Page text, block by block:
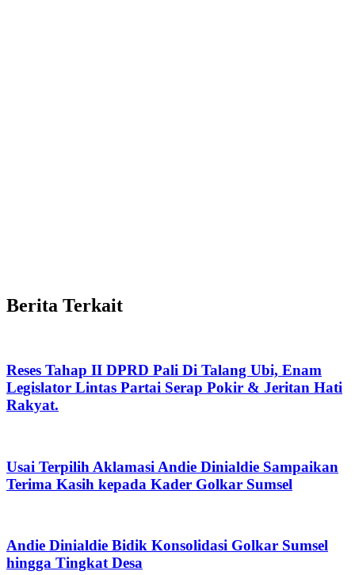
Berita Terkait
Reses Tahap II DPRD Pali Di Talang Ubi, Enam
Legislator Lintas Partai Serap Pokir & Jeritan Hati
Rakyat.
Usai Terpilih Aklamasi Andie Dinialdie Sampaikan
Terima Kasih kepada Kader Golkar Sumsel
Andie Dinialdie Bidik Konsolidasi Golkar Sumsel
hingga Tingkat Desa